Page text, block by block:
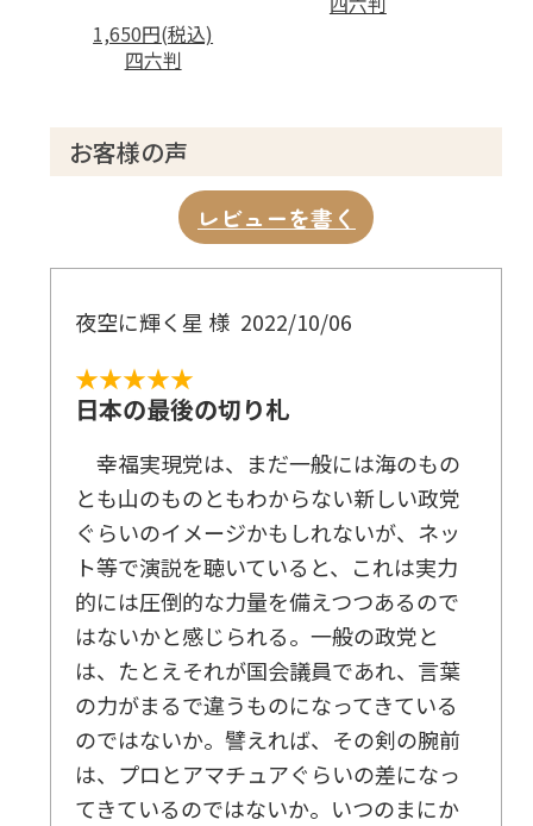
1,650円(税込)
四六判
お客様の声
レビューを書く
夜空に輝く星 様 2022/10/06
★★★★★
日本の最後の切り札
幸福実現党は、まだ一般には海のもの
とも山のものともわからない新しい政党
ぐらいのイメージかもしれないが、ネッ
ト等で演説を聴いていると、これは実力
的には圧倒的な力量を備えつつあるので
はないかと感じられる。一般の政党と
は、たとえそれが国会議員であれ、言葉
の力がまるで違うものになってきている
のではないか。譬えれば、その剣の腕前
は、プロとアマチュアぐらいの差になっ
てきているのではないか。いつのまにか